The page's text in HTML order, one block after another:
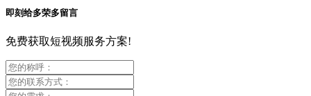
即刻给多荣多留言
免费获取短视频服务方案!